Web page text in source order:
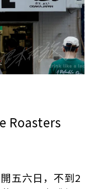
Roasters
五六日，不到2